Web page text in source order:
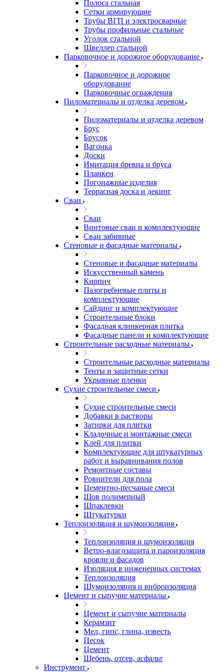
Полоса стальная
Сетки армирующие
Трубы ВГП и электросварные
Трубы профильные стальные
Уголок стальной
Швеллер стальной
Парковочное и дорожное оборудование
Парковочное и дорожное
оборудование
Парковочные ограждения
Пиломатериалы и отделка деревом
Пиломатериалы и отделка деревом
Брус
Брусок
Вагонка
Доски
Имитация бревна и бруса
Планкен
Погонажные изделия
Террасная доска и декинг
Сваи
Сваи
Винтовые сваи и комплектующие
Сваи забивные
Стеновые и фасадные материалы
Стеновые и фасадные материалы
Искусственный камень
Кирпич
Пазогребневые плиты и
комплектующие
Сайдинг и комплектующие
Строительные блоки
Фасадная клинкерная плитка
Фасадные панели и комплектующие
Строительные расходные материалы
Строительные расходные материалы
Тенты и защитные сетки
Укрывные пленки
Сухие строительные смеси
Сухие строительные смеси
Добавки в растворы
Затирки для плитки
Кладочные и монтажные смеси
Клей для плитки
Комплектующие для штукатурных
работ и выравнивания полов
Ремонтные составы
Ровнители для пола
Цементно-песчаные смеси
Шов полимерный
Шпаклевки
Штукатурки
Теплоизоляция и шумоизоляция
Теплоизоляция и шумоизоляция
Ветро-влагозащита и пароизоляция
кровли и фасадов
Изоляция в инженерных системах
Теплоизоляция
Шумоизоляция и виброизоляция
Цемент и сыпучие материалы
Цемент и сыпучие материалы
Керамзит
Мел, гипс, глина, известь
Песок
Цемент
Щебень, отсев, асфальт
Инструмент